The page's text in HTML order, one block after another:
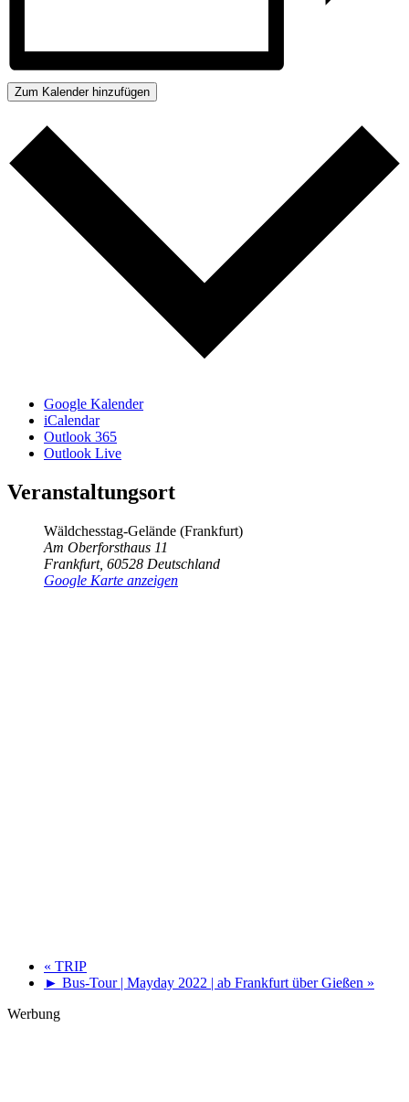
Zum Kalender hinzufügen
Google Kalender
iCalendar
Outlook 365
Outlook Live
Veranstaltungsort
Wäldchesstag-Gelände (Frankfurt)
Am Oberforsthaus 11
Frankfurt, 60528 Deutschland
Google Karte anzeigen
« TRIP
► Bus-Tour | Mayday 2022 | ab Frankfurt über Gießen »
Werbung